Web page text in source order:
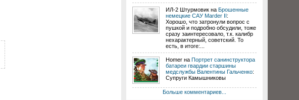
ИЛ-2 Штурмовик на Брошенные
немецкие САУ Marder II:
Хорошо, что затронули вопрос с
пушкой и подробно обсудили, тоже
сразу заинтересовало, т.к. калибр
нехарактерный, советский. То
есть, в итоге:...
Homer на Портрет санинструктора
батареи гвардии старшины
медслужбы Валентины Гальченко:
Супруги Камышниковы
Больше комментариев...